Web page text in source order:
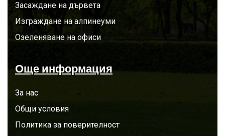
Засаждане на дървета
Изграждане на алпинеуми
Озеленяване на офиси
Още информация
За нас
Общи условия
Политика за поверителност